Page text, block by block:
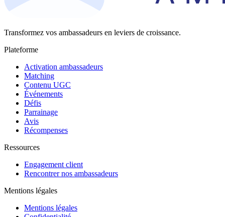
Transformez vos ambassadeurs en leviers de croissance.
Plateforme
Activation ambassadeurs
Matching
Contenu UGC
Événements
Défis
Parrainage
Avis
Récompenses
Ressources
Engagement client
Rencontrer nos ambassadeurs
Mentions légales
Mentions légales